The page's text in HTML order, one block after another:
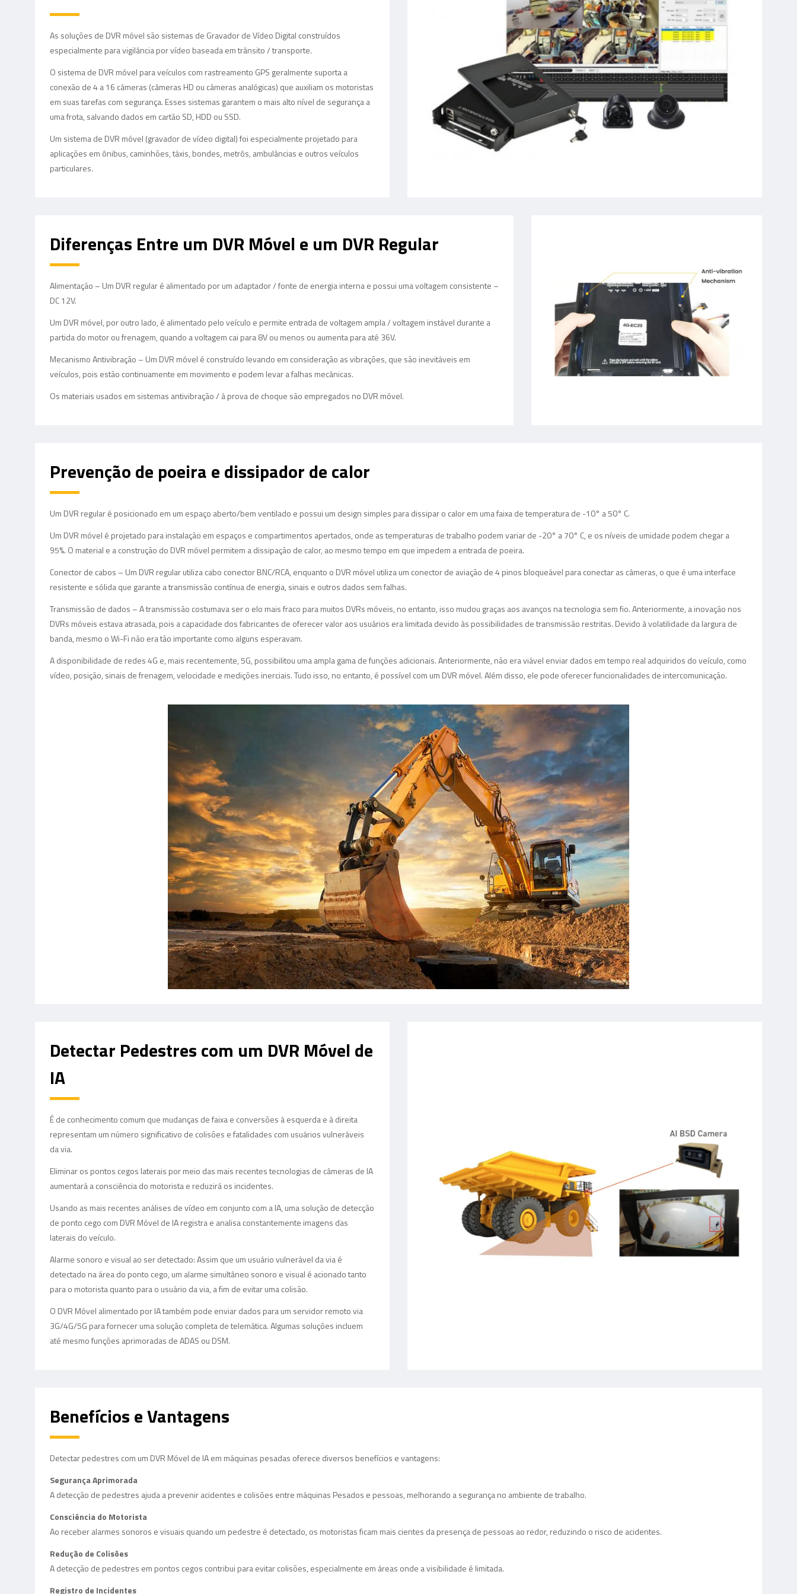
As soluções de DVR móvel são sistemas de Gravador de Vídeo Digital construídos
especialmente para vigilância por vídeo baseada em trânsito / transporte.
O sistema de DVR móvel para veículos com rastreamento GPS geralmente suporta a
conexão de 4 a 16 câmeras (câmeras HD ou câmeras analógicas) que auxiliam os motoristas
em suas tarefas com segurança. Esses sistemas garantem o mais alto nível de segurança a
uma frota, salvando dados em cartão SD, HDD ou SSD.
Um sistema de DVR móvel (gravador de vídeo digital) foi especialmente projetado para
aplicações em ônibus, caminhões, táxis, bondes, metrôs, ambulâncias e outros veículos
particulares.
Diferenças Entre um DVR Móvel e um DVR Regular
Alimentação – Um DVR regular é alimentado por um adaptador / fonte de energia interna e possui uma voltagem consistente –
DC 12V.
Um DVR móvel, por outro lado, é alimentado pelo veículo e permite entrada de voltagem ampla / voltagem instável durante a
partida do motor ou frenagem, quando a voltagem cai para 8V ou menos ou aumenta para até 36V.
Mecanismo Antivibração – Um DVR móvel é construído levando em consideração as vibrações, que são inevitáveis em
veículos, pois estão continuamente em movimento e podem levar a falhas mecânicas.
Os materiais usados em sistemas antivibração / à prova de choque são empregados no DVR móvel.
Prevenção de poeira e dissipador de calor
Um DVR regular é posicionado em um espaço aberto/bem ventilado e possui um design simples para dissipar o calor em uma faixa de temperatura de -10° a 50° C.
Um DVR móvel é projetado para instalação em espaços e compartimentos apertados, onde as temperaturas de trabalho podem variar de -20° a 70° C, e os níveis de umidade podem chegar a
95%. O material e a construção do DVR móvel permitem a dissipação de calor, ao mesmo tempo em que impedem a entrada de poeira.
Conector de cabos – Um DVR regular utiliza cabo conector BNC/RCA, enquanto o DVR móvel utiliza um conector de aviação de 4 pinos bloqueável para conectar as câmeras, o que é uma interface
resistente e sólida que garante a transmissão contínua de energia, sinais e outros dados sem falhas.
Transmissão de dados – A transmissão costumava ser o elo mais fraco para muitos DVRs móveis, no entanto, isso mudou graças aos avanços na tecnologia sem fio. Anteriormente, a inovação nos
DVRs móveis estava atrasada, pois a capacidade dos fabricantes de oferecer valor aos usuários era limitada devido às possibilidades de transmissão restritas. Devido à volatilidade da largura de
banda, mesmo o Wi-Fi não era tão importante como alguns esperavam.
A disponibilidade de redes 4G e, mais recentemente, 5G, possibilitou uma ampla gama de funções adicionais. Anteriormente, não era viável enviar dados em tempo real adquiridos do veículo, como
vídeo, posição, sinais de frenagem, velocidade e medições inerciais. Tudo isso, no entanto, é possível com um DVR móvel. Além disso, ele pode oferecer funcionalidades de intercomunicação.
Detectar Pedestres com um DVR Móvel de
IA
É de conhecimento comum que mudanças de faixa e conversões à esquerda e à direita
representam um número significativo de colisões e fatalidades com usuários vulneráveis
da via.
Eliminar os pontos cegos laterais por meio das mais recentes tecnologias de câmeras de IA
aumentará a consciência do motorista e reduzirá os incidentes.
Usando as mais recentes análises de vídeo em conjunto com a IA, uma solução de detecção
de ponto cego com DVR Móvel de IA registra e analisa constantemente imagens das
laterais do veículo.
Alarme sonoro e visual ao ser detectado: Assim que um usuário vulnerável da via é
detectado na área do ponto cego, um alarme simultâneo sonoro e visual é acionado tanto
para o motorista quanto para o usuário da via, a fim de evitar uma colisão.
O DVR Móvel alimentado por IA também pode enviar dados para um servidor remoto via
3G/4G/5G para fornecer uma solução completa de telemática. Algumas soluções incluem
até mesmo funções aprimoradas de ADAS ou DSM.
Benefícios e Vantagens
Detectar pedestres com um DVR Móvel de IA em máquinas pesadas oferece diversos benefícios e vantagens:
Segurança Aprimorada
A detecção de pedestres ajuda a prevenir acidentes e colisões entre máquinas Pesados e pessoas, melhorando a segurança no ambiente de trabalho.
Consciência do Motorista
Ao receber alarmes sonoros e visuais quando um pedestre é detectado, os motoristas ficam mais cientes da presença de pessoas ao redor, reduzindo o risco de acidentes.
Redução de Colisões
A detecção de pedestres em pontos cegos contribui para evitar colisões, especialmente em áreas onde a visibilidade é limitada.
Registro de Incidentes